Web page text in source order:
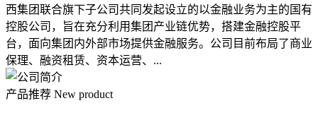
西集团联合旗下子公司共同发起设立的以金融业务为主的国有
控股公司，旨在充分利用集团产业链优势，搭建金融控股平
台，面向集团内外部市场提供金融服务。公司目前布局了商业
保理、融资租赁、资本运营、...
产品推荐 New product